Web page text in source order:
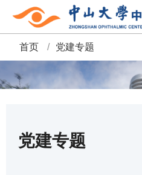
面
包
首页 / 党建专题
党建专题